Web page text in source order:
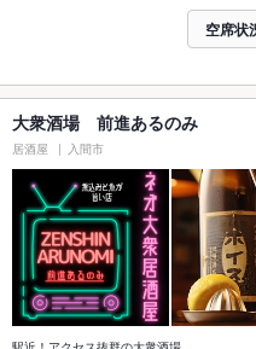
空席状
大衆酒場 前進あるのみ
居酒屋 入間市